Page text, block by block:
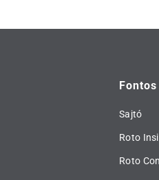
Fontos
Sajtó
Roto
Roto